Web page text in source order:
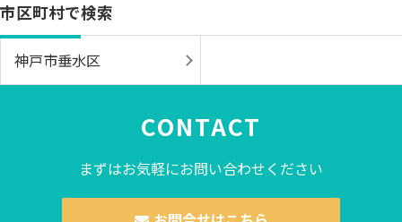
市区町村で検索
神戸市垂水区
CONTACT
まずはお気軽にお問い合わせください